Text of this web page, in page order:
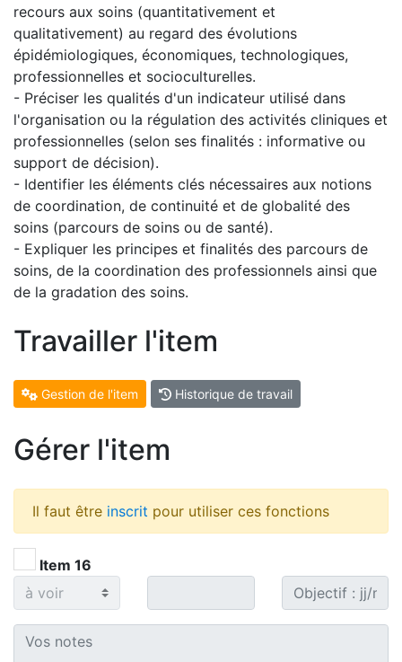
recours aux soins (quantitativement et
qualitativement) au regard des évolutions
épidémiologiques, économiques, technologiques,
professionnelles et socioculturelles.
- Préciser les qualités d'un indicateur utilisé dans
l'organisation ou la régulation des activités cliniques et
professionnelles (selon ses finalités : informative ou
support de décision).
- Identifier les éléments clés nécessaires aux notions
de coordination, de continuité et de globalité des
soins (parcours de soins ou de santé).
- Expliquer les principes et finalités des parcours de
soins, de la coordination des professionnels ainsi que
de la gradation des soins.
Travailler l'item
Gestion de l'item Historique de travail
Gérer l'item
Il faut être inscrit pour utiliser ces fonctions
Item 16